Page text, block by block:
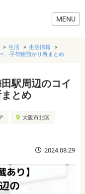
生活
生活情報
、手荷物預かり所まとめ
駅周辺のコイ
とめ
大阪市北区
2024.08.29